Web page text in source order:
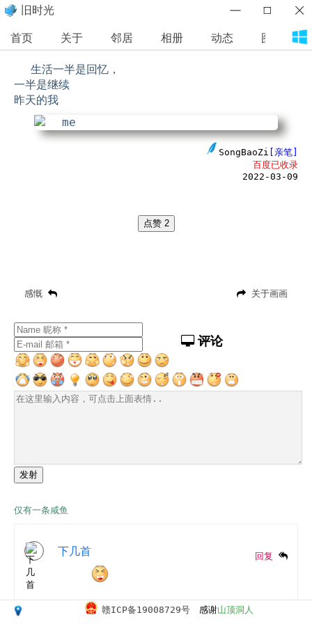
旧时光
首页 关于 邻居 相册 动态 图库
生活一半是回忆，
一半是继续
昨天的我
SongBaoZi [亲笔]
百度已收录
2022-03-09
点赞 2
关于画画
感慨
评论
发射
仅有一条咸鱼
下几首 回复
赣ICP备19008729号感谢山顶洞人